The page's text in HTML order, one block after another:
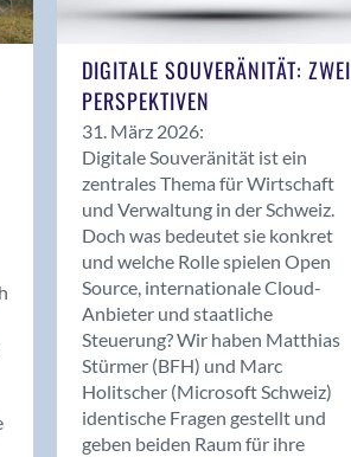
DIGITALE SOUVERÄNITÄT: ZWEI
PERSPEKTIVEN
31. März 2026:
Digitale Souveränität ist ein
zentrales Thema für Wirtschaft
und Verwaltung in der Schweiz.
Doch was bedeutet sie konkret
und welche Rolle spielen Open
Source, internationale Cloud-
Anbieter und staatliche
Steuerung? Wir haben Matthias
Stürmer (BFH) und Marc
Holitscher (Microsoft Schweiz)
identische Fragen gestellt und
geben beiden Raum für ihre